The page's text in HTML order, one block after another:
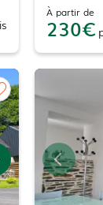
À partir de
230